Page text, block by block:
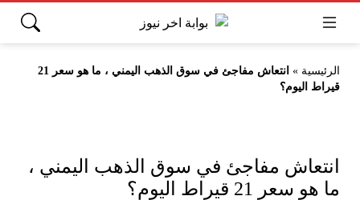
الرئيسية »
انتعاش مفاجئ في سوق الذهب اليمني ، ما هو سعر 21
قيراط اليوم؟
انتعاش مفاجئ في سوق الذهب اليمني ،
ما هو سعر 21 قيراط اليوم؟